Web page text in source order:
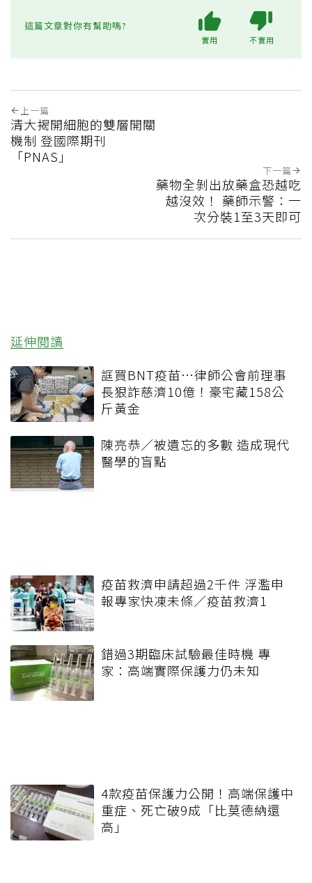
這篇文章對你有幫助嗎?
實用 不實用
上一篇
清大揭開細胞的雙層開關
機制 登國際期刊
「PNAS」
下一篇
藥物全剝出放藥盒恐越吃
越沒效！ 藥師示警：一
次分裝1至3天即可
延伸閱讀
誆買BNT疫苗…律師公會前理事
長狠詐慈濟10億！豪宅藏158公
斤黃金
陳亮恭／被遺忘的多數 造成現代
醫學的盲點
疫苗救濟申請超過2千件 浮濫申
報專家快凍未條／疫苗救濟1
錯過3期臨床試驗最佳時機 專
家：高端實際保護力仍未知
4款疫苗保護力公開！高端保護中
重症、死亡破9成「比莫德納還
高」